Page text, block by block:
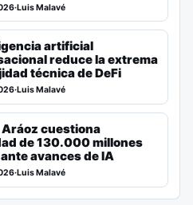
·Luis Malavé
artificial
reduce la extrema
técnica de DeFi
·Luis Malavé
cuestiona
de 130.000 millones
avances de IA
·Luis Malavé